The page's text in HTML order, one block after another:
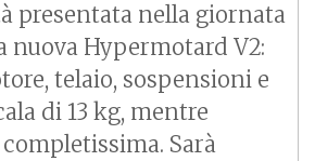
presentata nella giornata
nuova Hypermotard V2:
telaio, sospensioni e
di 13 kg, mentre
Sarà